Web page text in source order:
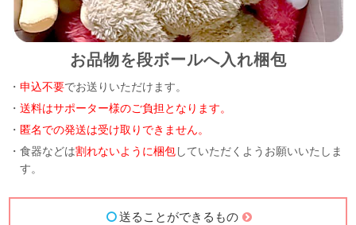
お品物を段ボールへ入れ梱包
・申込不要でお送りいただけます。
・送料はサポーター様のご負担となります。
・ 匿名での発送は受け取りできません。
・食器などは割れないように梱包していただくようお願いいたしま
す。
送ることができるもの